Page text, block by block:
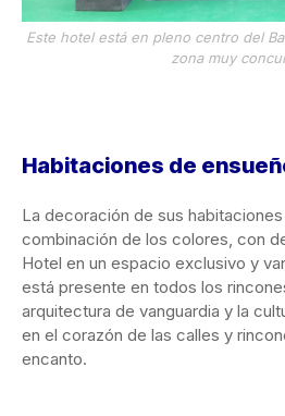
Este hotel está en pleno centro del
zona muy
Habitaciones de
La decoración de sus
combinación de los colores, con
Hotel en un espacio exclusivo y
está presente en todos los
arquitectura de vanguardia y la
en el corazón de las calles y
encanto.